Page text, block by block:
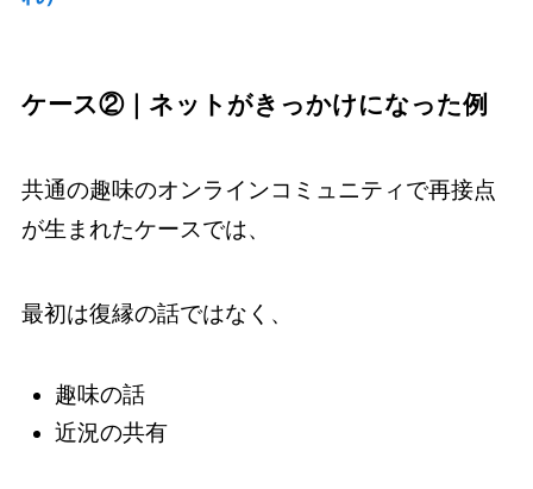
ケース②｜ネットがきっかけになった例
共通の趣味のオンラインコミュニティで再接点
が生まれたケースでは、
最初は復縁の話ではなく、
趣味の話
近況の共有